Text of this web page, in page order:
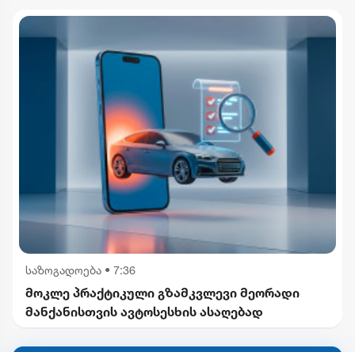
საზოგადოება • 7:36
მოკლე პრაქტიკული გზამკვლევი მეორადი
მანქანისთვის ავტოსესხის ასაღებად